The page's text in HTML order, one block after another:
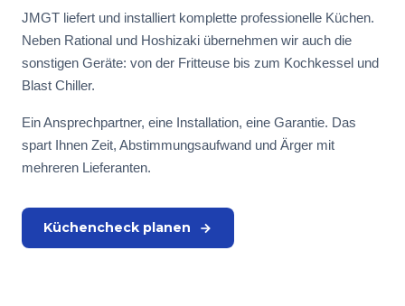
JMGT liefert und installiert komplette professionelle Küchen.
Neben Rational und Hoshizaki übernehmen wir auch die
sonstigen Geräte: von der Fritteuse bis zum Kochkessel und
Blast Chiller.
Ein Ansprechpartner, eine Installation, eine Garantie. Das
spart Ihnen Zeit, Abstimmungsaufwand und Ärger mit
mehreren Lieferanten.
Küchencheck planen